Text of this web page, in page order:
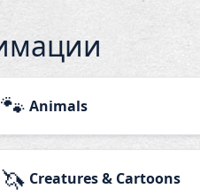
🐾 Animals
🦄 Creatures & Cartoons